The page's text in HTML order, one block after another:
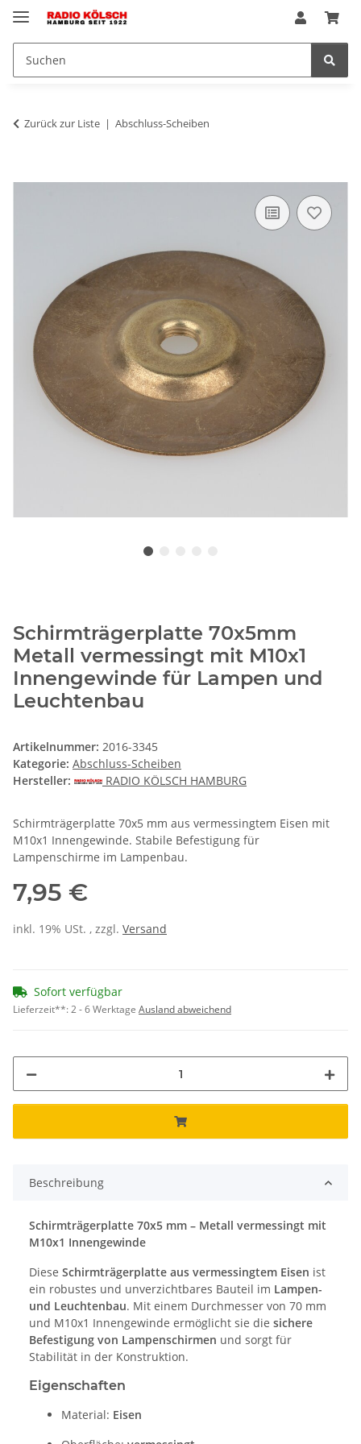
Zurück zur Liste Abschluss-Scheiben
Schirmträgerplatte 70x5mm
Metall vermessingt mit M10x1
Innengewinde für Lampen und
Leuchtenbau
Artikelnummer: 2016-3345
Kategorie: Abschluss-Scheiben
Hersteller:
RADIO KÖLSCH HAMBURG
Schirmträgerplatte 70x5 mm aus vermessingtem Eisen mit
M10x1 Innengewinde. Stabile Befestigung für
Lampenschirme im Lampenbau.
7,95 €
inkl. 19% USt. , zzgl. Versand
Sofort verfügbar
Lieferzeit**:2 - 6 Werktage Ausland abweichend
Beschreibung
Schirmträgerplatte 70x5 mm – Metall vermessingt mit
M10x1 Innengewinde
Diese Schirmträgerplatte aus vermessingtem Eisen ist
ein robustes und unverzichtbares Bauteil im Lampen-
und Leuchtenbau. Mit einem Durchmesser von 70 mm
und M10x1 Innengewinde ermöglicht sie die sichere
Befestigung von Lampenschirmen und sorgt für
Stabilität in der Konstruktion.
Eigenschaften
Material: Eisen